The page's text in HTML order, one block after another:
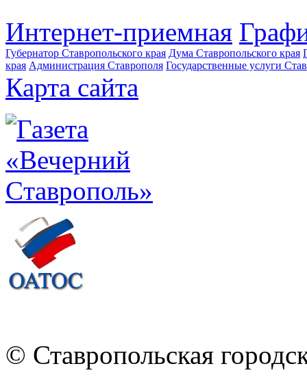
Интернет-приемная
Губернатор Ставропольского края Дума Ставропольского края
края Администрация Ставрополя Государственные услуги
Карта сайта
© Ставропольская